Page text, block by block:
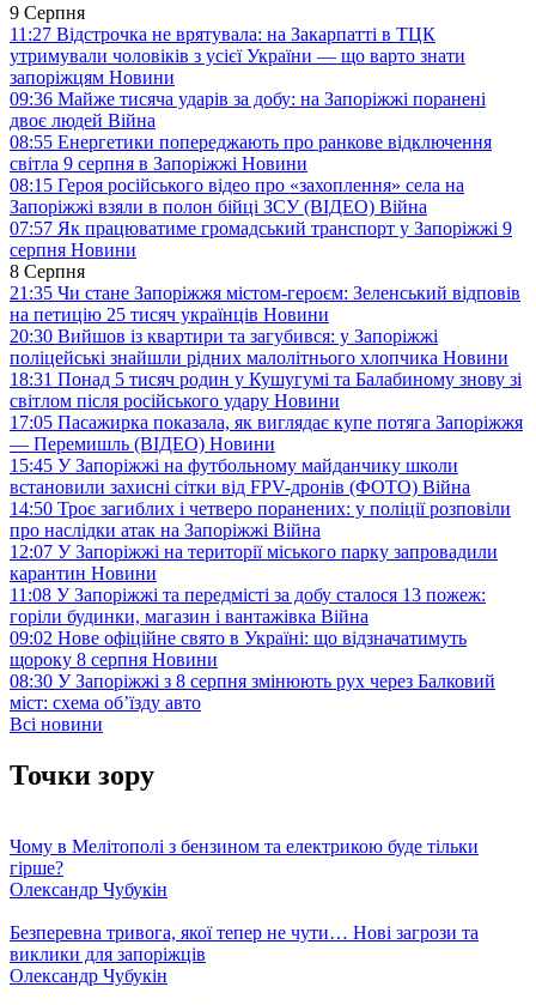
9 Серпня
11:27 Відстрочка не врятувала: на Закарпатті в ТЦК
утримували чоловіків з усієї України — що варто знати
запоріжцям Новини
09:36 Майже тисяча ударів за добу: на Запоріжжі поранені
двоє людей Війна
08:55 Енергетики попереджають про ранкове відключення
світла 9 серпня в Запоріжжі Новини
08:15 Героя російського відео про «захоплення» села на
Запоріжжі взяли в полон бійці ЗСУ (ВІДЕО) Війна
07:57 Як працюватиме громадський транспорт у Запоріжжі 9
серпня Новини
8 Серпня
21:35 Чи стане Запоріжжя містом-героєм: Зеленський відповів
на петицію 25 тисяч українців Новини
20:30 Вийшов із квартири та загубився: у Запоріжжі
поліцейські знайшли рідних малолітнього хлопчика Новини
18:31 Понад 5 тисяч родин у Кушугумі та Балабиному знову зі
світлом після російського удару Новини
17:05 Пасажирка показала, як виглядає купе потяга Запоріжжя
— Перемишль (ВІДЕО) Новини
15:45 У Запоріжжі на футбольному майданчику школи
встановили захисні сітки від FPV-дронів (ФОТО) Війна
14:50 Троє загиблих і четверо поранених: у поліції розповіли
про наслідки атак на Запоріжжі Війна
12:07 У Запоріжжі на території міського парку запровадили
карантин Новини
11:08 У Запоріжжі та передмісті за добу сталося 13 пожеж:
горіли будинки, магазин і вантажівка Війна
09:02 Нове офіційне свято в Україні: що відзначатимуть
щороку 8 серпня Новини
08:30 У Запоріжжі з 8 серпня змінюють рух через Балковий
міст: схема об’їзду авто
Всі новини
Точки зору
Чому в Мелітополі з бензином та електрикою буде тільки
гірше?
Олександр Чубукін
Безперевна тривога, якої тепер не чути… Нові загрози та
виклики для запоріжців
Олександр Чубукін